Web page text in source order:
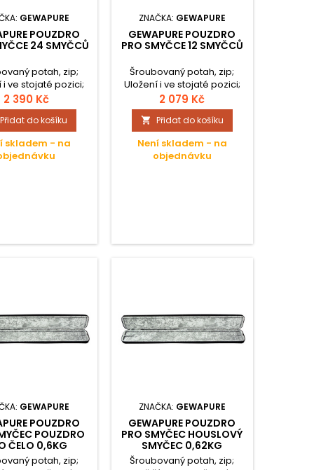
GEWAPURE
POUZDRO
24 SMYČCŮ
potah, zip;
i ve stojaté pozici;
Conatex černá;
sametový plyš
kový a 24-kový
Vhodné pro
violu a čelo;
2 390 Kč
Přidat do košíku
skladem - na
ZNAČKA: GEWAPURE
GEWAPURE POUZDRO
PRO SMYČCE 12 SMYČCŮ
Šroubovaný potah, zip;
Uložení i ve stojaté pozici;
Vnější Conatex černá;
Vnitřní sametový plyš
antracit; 12-kový a 24-kový
kufřík s rukojetí; Vhodné pro
housle, violu a čelo;
2 079 Kč
 Přidat do košíku
Není skladem - na
objednávku
GEWAPURE
POUZDRO
POUZDRO
ČELO 0,6KG
potah, zip;
ZNAČKA: GEWAPURE
GEWAPURE POUZDRO
PRO SMYČEC HOUSLOVÝ
SMYČEC 0,62KG
Šroubovaný potah, zip;